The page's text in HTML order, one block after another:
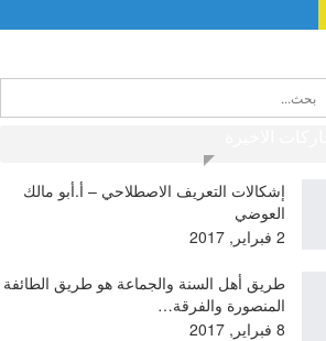
إشكالات التعريف الاصطلاحي – أ.أبو مالك
العوضي
2 فبراير, 2017
طريق أهل السنة والجماعة هو طريق الطائفة
المنصورة والفرقة…
8 فبراير, 2017